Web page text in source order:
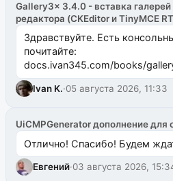
Gallery3x 3.4.0 - вставка галерей
редактора (CKEditor и TinyMCE
Здравствуйте. Есть
почитайте:
docs.ivan345.com/books/
ms2galleryphp
Ivan K.·05 августа 2026, 11:33
UiCMPGenerator дополнение для
Отлично! Спасибо! Будем
Евгений·03 августа 2026,